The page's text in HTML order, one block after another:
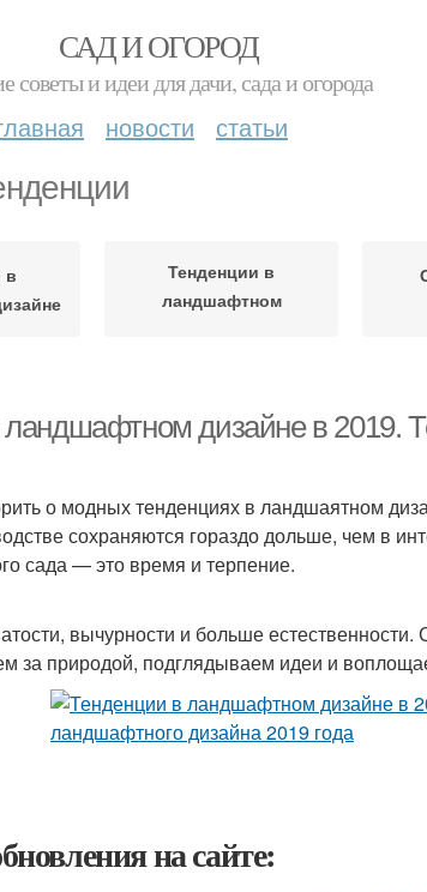
САД И ОГОРОД
советы и идеи для дачи, сада и огорода
новости статьи
в
Тенденции в
ландшафтном
дизайне в 2019.
о модных тенденциях в ландшаятном
сохраняются гораздо дольше, чем в
сада — это время и терпение.
вычурности и больше естественности.
за природой, подглядываем идеи и
на сайте: